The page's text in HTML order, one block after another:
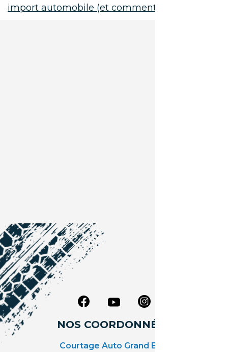
import automobile (et comment les éviter ?)
NOS COORDONNÉES
Courtage Auto Grand Est